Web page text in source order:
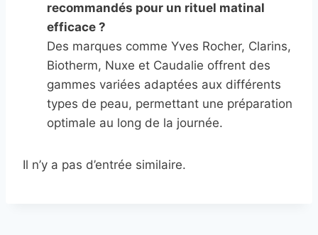
recommandés pour un rituel matinal
efficace ?
Des marques comme Yves Rocher, Clarins,
Biotherm, Nuxe et Caudalie offrent des
gammes variées adaptées aux différents
types de peau, permettant une préparation
optimale au long de la journée.
Il n’y a pas d’entrée similaire.